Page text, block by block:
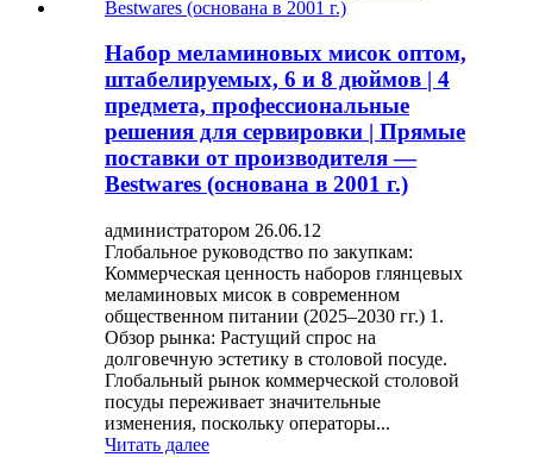
Набор меламиновых мисок оптом,
штабелируемых, 6 и 8 дюймов | 4
предмета, профессиональные
решения для сервировки | Прямые
поставки от производителя —
Bestwares (основана в 2001 г.)
администратором 26.06.12
Глобальное руководство по закупкам:
Коммерческая ценность наборов глянцевых
меламиновых мисок в современном
общественном питании (2025–2030 гг.) 1.
Обзор рынка: Растущий спрос на
долговечную эстетику в столовой посуде.
Глобальный рынок коммерческой столовой
посуды переживает значительные
изменения, поскольку операторы...
Читать далее